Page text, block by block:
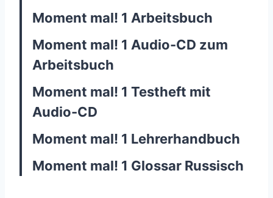
Moment mal! 1 Arbeitsbuch
Moment mal! 1 Audio-CD zum
Arbeitsbuch
Moment mal! 1 Testheft mit
Audio-CD
Moment mal! 1 Lehrerhandbuch
Moment mal! 1 Glossar Russisch